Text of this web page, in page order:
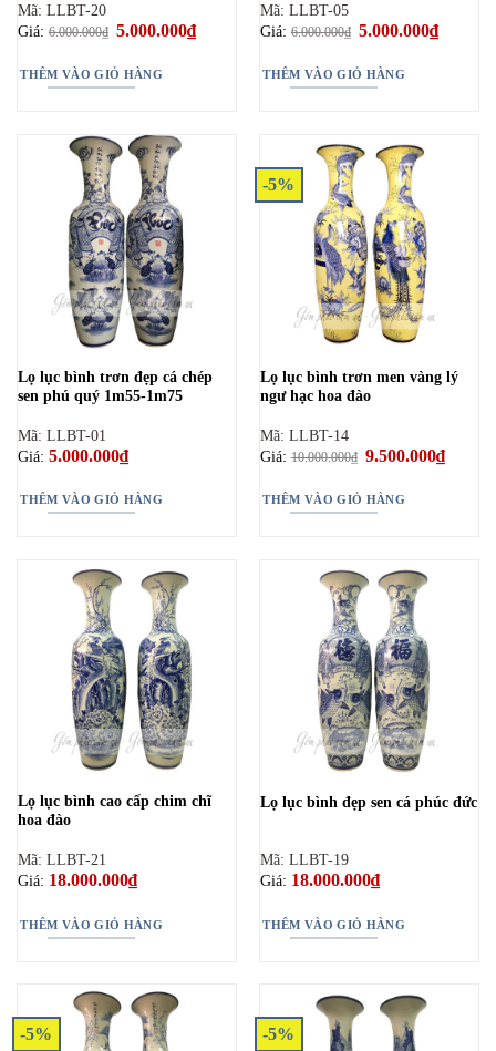
Mã: LLBT-20
Giá:6.000.000₫ Giá
6.000.000₫.
5.000.000₫Giá
hiện
THÊM VÀO GIỎ HÀNG
Mã: LLBT-05
Giá:6.000.000₫ Giá
6.000.000₫.
5.000.000₫Giá
hiện
THÊM VÀO GIỎ HÀNG
Lọ lục bình trơn đẹp cá chép
sen phú quý 1m55-1m75
Mã: LLBT-01
Giá: 5.000.000₫
THÊM VÀO GIỎ HÀNG
-5%
Lọ lục bình trơn men vàng lý
ngư hạc hoa đào
Mã: LLBT-14
Giá:10.000.000₫ Giá
gốc
10.000.000₫.
9.500.000₫Giá
hiện
THÊM VÀO GIỎ HÀNG
Lọ lục bình cao cấp chim chĩ
hoa đào
Mã: LLBT-21
Giá: 18.000.000₫
THÊM VÀO GIỎ HÀNG
Lọ lục bình đẹp sen cá phúc đức
Mã: LLBT-19
Giá: 18.000.000₫
THÊM VÀO GIỎ HÀNG
-5% -5%